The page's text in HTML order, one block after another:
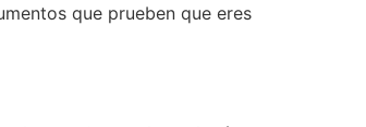
que prueben que eres